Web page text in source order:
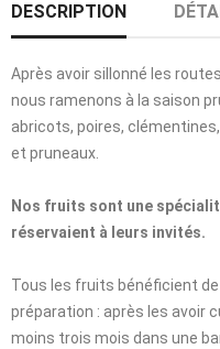
DESCRIPTION
Après avoir sillonné les
nous ramenons à la saison
abricots, poires,
et pruneaux.
Nos fruits sont une
réservaient à leurs invités.
Tous les fruits bénéficient
préparation : après les avoir
moins trois mois dans une